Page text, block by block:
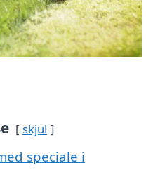
skjul
speciale i